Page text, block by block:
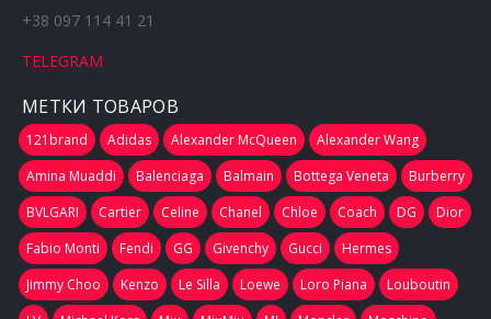
+38 097 114 41 21
TELEGRAM
МЕТКИ ТОВАРОВ
121brand Adidas Alexander McQueen
Alexander Wang
Amina Muaddi
Balenciaga Balmain Bottega Veneta
Burberry
BVLGARI
Cartier Celine Chanel Chloe Coach DG
Dior
Fabio Monti
Fendi GG Givenchy Gucci
Hermes
Jimmy Choo
Kenzo Le Silla Loewe Loro Piana
Louboutin